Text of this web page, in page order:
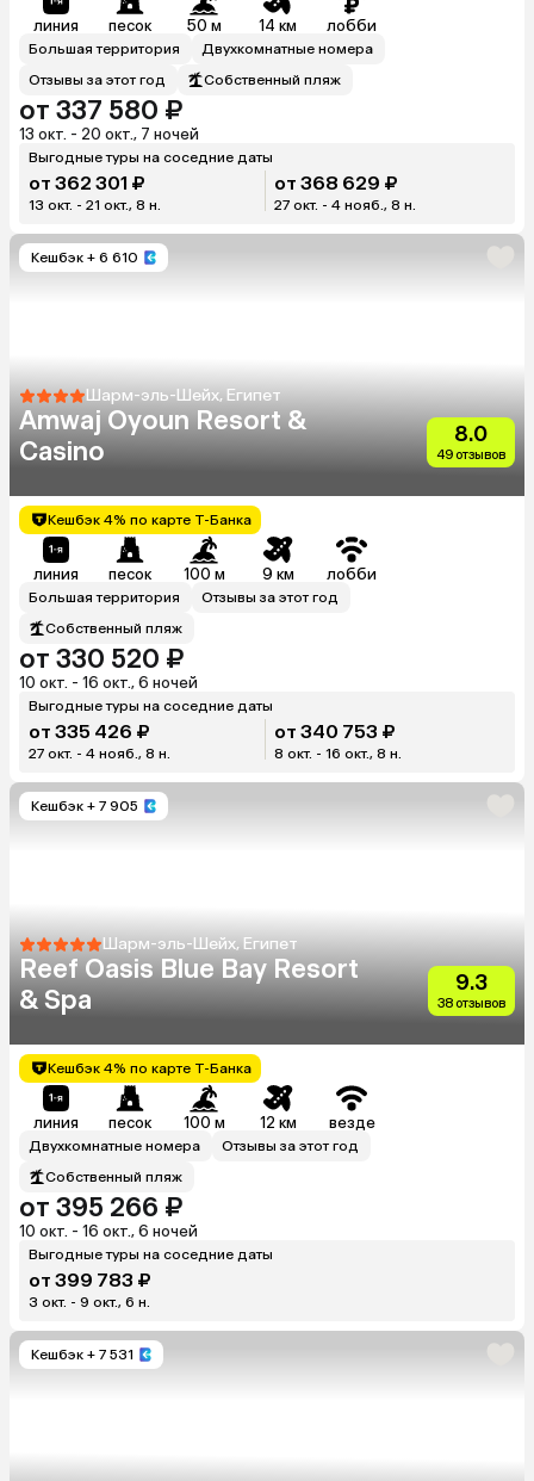
линия песок 50 м 14 км лобби
Большая территория
Двухкомнатные номера
Отзывы за этот год
Собственный пляж
от 337 580 ₽
13 окт. - 20 окт., 7 ночей
Выгодные туры на соседние даты
от 362 301 ₽
13 окт. - 21 окт., 8 н.
от 368 629 ₽
27 окт. - 4 нояб., 8 н.
Кешбэк + 6 610
Шарм-эль-Шейх, Египет
Amwaj Oyoun Resort &
Casino
8.0
49 отзывов
Кешбэк 4% по карте Т-Банка
линия песок 100 м 9 км лобби
Большая территория
Отзывы за этот год
Собственный пляж
от 330 520 ₽
10 окт. - 16 окт., 6 ночей
Выгодные туры на соседние даты
от 335 426 ₽
27 окт. - 4 нояб., 8 н.
от 340 753 ₽
8 окт. - 16 окт., 8 н.
Кешбэк + 7 905
Шарм-эль-Шейх, Египет
Reef Oasis Blue Bay Resort
& Spa
9.3
38 отзывов
Кешбэк 4% по карте Т-Банка
линия песок 100 м 12 км везде
Двухкомнатные номера
Отзывы за этот год
Собственный пляж
от 395 266 ₽
10 окт. - 16 окт., 6 ночей
Выгодные туры на соседние даты
от 399 783 ₽
3 окт. - 9 окт., 6 н.
Кешбэк + 7 531